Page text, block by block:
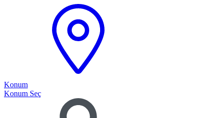
Konum
Konum Seç